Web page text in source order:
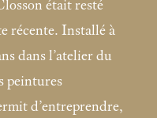
était resté
récente. Installé à
dans l’atelier du
peintures
d’entreprendre,